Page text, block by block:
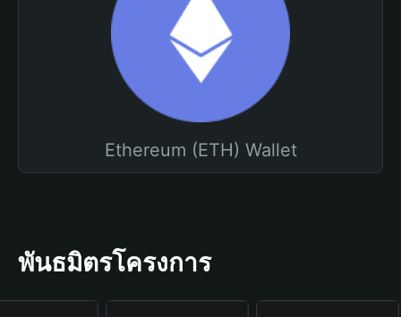
Ethereum (ETH) Wallet
พันธมิตรโครงการ